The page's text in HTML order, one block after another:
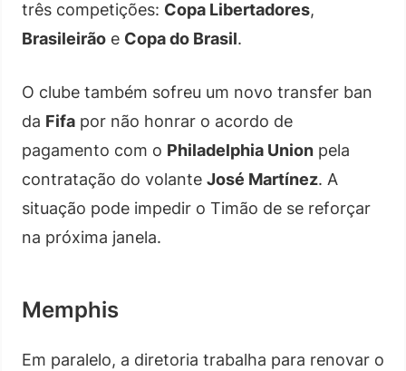
três competições: Copa Libertadores,
Brasileirão e Copa do Brasil.
O clube também sofreu um novo transfer ban
da Fifa por não honrar o acordo de
pagamento com o Philadelphia Union pela
contratação do volante José Martínez. A
situação pode impedir o Timão de se reforçar
na próxima janela.
Memphis
Em paralelo, a diretoria trabalha para renovar o